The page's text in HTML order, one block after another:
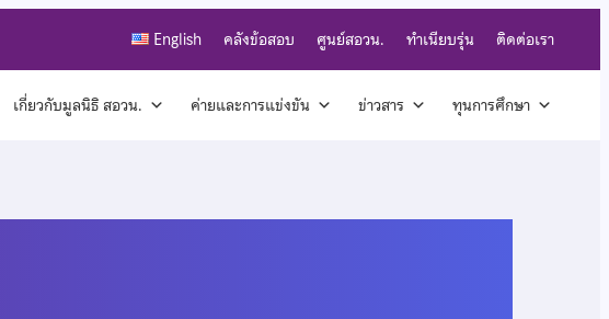
English คลังข้อสอบ ศูนย์สอวน. ทำเนียบรุ่น ติดต่อเรา
เกี่ยวกับมูลนิธิ สอวน. ค่ายและการแข่งขัน ข่าวสาร ทุนการศึกษา